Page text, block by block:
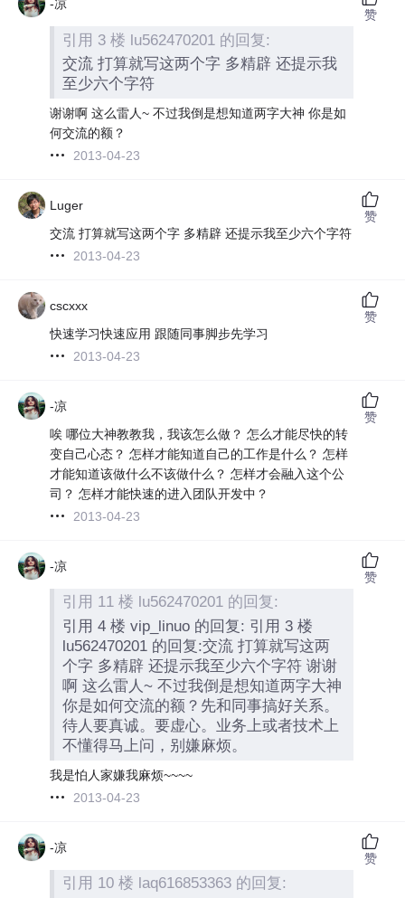
-凉
引用 3 楼 lu562470201 的回复:
交流 打算就写这两个字 多精辟 还提示我
至少六个字符
谢谢啊 这么雷人~ 不过我倒是想知道两字大神 你是如
何交流的额？
2013-04-23
赞
Luger
交流 打算就写这两个字 多精辟 还提示我至少六个字符
2013-04-23
赞
cscxxx
快速学习快速应用 跟随同事脚步先学习
2013-04-23
赞
-凉
唉 哪位大神教教我，我该怎么做？ 怎么才能尽快的转
变自己心态？ 怎样才能知道自己的工作是什么？ 怎样
才能知道该做什么不该做什么？ 怎样才会融入这个公
司？ 怎样才能快速的进入团队开发中？
2013-04-23
赞
-凉
引用 11 楼 lu562470201 的回复:
引用 4 楼 vip_linuo 的回复: 引用 3 楼
lu562470201 的回复:交流 打算就写这两
个字 多精辟 还提示我至少六个字符 谢谢
啊 这么雷人~ 不过我倒是想知道两字大神
你是如何交流的额？先和同事搞好关系。
待人要真诚。要虚心。业务上或者技术上
不懂得马上问，别嫌麻烦。
我是怕人家嫌我麻烦~~~~
2013-04-23
赞
-凉
引用 10 楼 laq616853363 的回复:
赞